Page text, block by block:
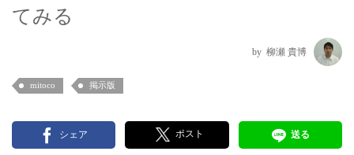
てみる
柳瀬 貴博
mitoco 掲示版
シェア ポスト 送る